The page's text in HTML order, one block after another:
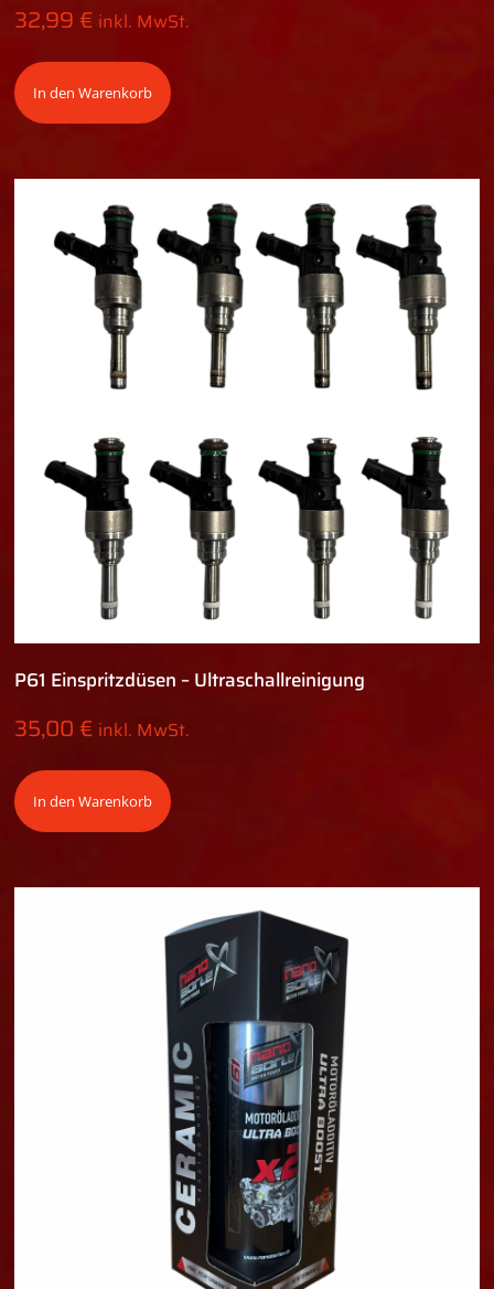
32,99€ inkl. MwSt.
In den Warenkorb
P61 Einspritzdüsen – Ultraschallreinigung
35,00€ inkl. MwSt.
In den Warenkorb